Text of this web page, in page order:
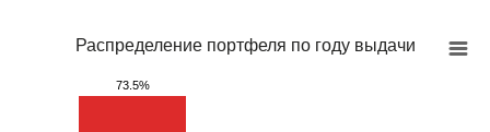
Распределение портфеля по году выдачи
73.5%